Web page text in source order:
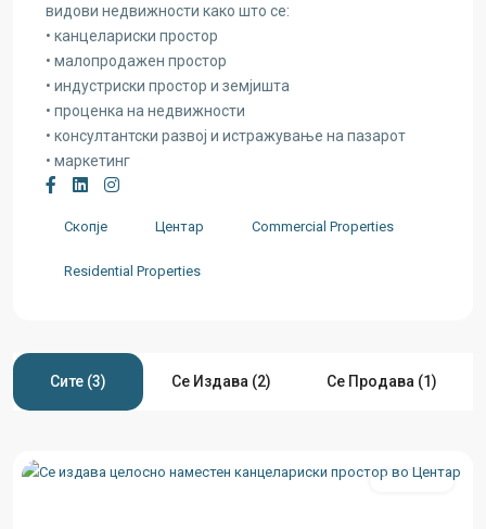
видови недвижности како што се:
• канцелариски простор
• малопродажен простор
• индустриски простор и земјишта
• проценка на недвижности
• консултантски развој и истражување на пазарот
• маркетинг
Скопје Центар Commercial Properties
Residential Properties
Сите (3) Се Издава (2) Се Продава (1)
Се издава